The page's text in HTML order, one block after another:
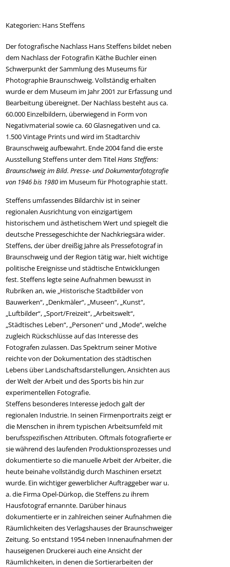
Kategorien: Hans Steffens
Der fotografische Nachlass Hans Steffens bildet neben
dem Nachlass der Fotografin Käthe Buchler einen
Schwerpunkt der Sammlung des Museums für
Photographie Braunschweig. Vollständig erhalten
wurde er dem Museum im Jahr 2001 zur Erfassung und
Bearbeitung übereignet. Der Nachlass besteht aus ca.
60.000 Einzelbildern, überwiegend in Form von
Negativmaterial sowie ca. 60 Glasnegativen und ca.
1.500 Vintage Prints und wird im Stadtarchiv
Braunschweig aufbewahrt. Ende 2004 fand die erste
Ausstellung Steffens unter dem TitelHans Steffens:
Braunschweig im Bild. Presse- und Dokumentarfotografie
von 1946 bis 1980 im Museum für Photographie statt.
Steffens umfassendes Bildarchiv ist in seiner
regionalen Ausrichtung von einzigartigem
historischem und ästhetischem Wert und spiegelt die
deutsche Pressegeschichte der Nachkriegsära wider.
Steffens, der über dreißig Jahre als Pressefotograf in
Braunschweig und der Region tätig war, hielt wichtige
politische Ereignisse und städtische Entwicklungen
fest. Steffens legte seine Aufnahmen bewusst in
Rubriken an, wie „Historische Stadtbilder von
Bauwerken“, „Denkmäler“, „Museen“, „Kunst“,
„Luftbilder“, „Sport/Freizeit“, „Arbeitswelt“,
„Städtisches Leben“, „Personen“ und „Mode“, welche
zugleich Rückschlüsse auf das Interesse des
Fotografen zulassen. Das Spektrum seiner Motive
reichte von der Dokumentation des städtischen
Lebens über Landschaftsdarstellungen, Ansichten aus
der Welt der Arbeit und des Sports bis hin zur
experimentellen Fotografie.
Steffens besonderes Interesse jedoch galt der
regionalen Industrie. In seinen Firmenportraits zeigt er
die Menschen in ihrem typischen Arbeitsumfeld mit
berufsspezifischen Attributen. Oftmals fotografierte er
sie während des laufenden Produktionsprozesses und
dokumentierte so die manuelle Arbeit der Arbeiter, die
heute beinahe vollständig durch Maschinen ersetzt
wurde. Ein wichtiger gewerblicher Auftraggeber war u.
a. die Firma Opel-Dürkop, die Steffens zu ihrem
Hausfotograf ernannte. Darüber hinaus
dokumentierte er in zahlreichen seiner Aufnahmen die
Räumlichkeiten des Verlagshauses der Braunschweiger
Zeitung. So entstand 1954 neben Innenaufnahmen der
hauseigenen Druckerei auch eine Ansicht der
Räumlichkeiten, in denen die Sortierarbeiten der